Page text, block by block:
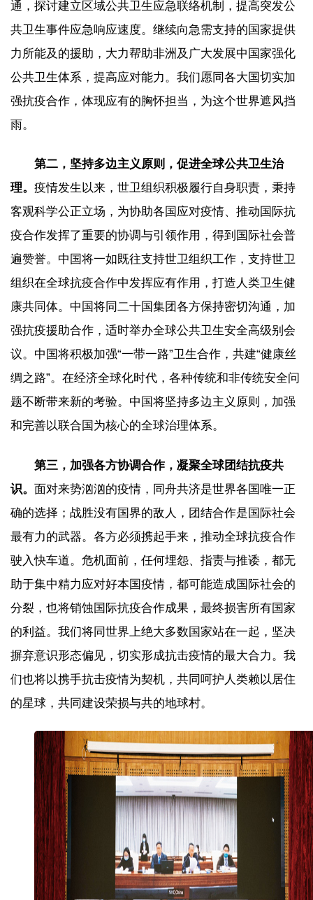
通，探讨建立区域公共卫生应急联络机制，提高突发公
共卫生事件应急响应速度。继续向急需支持的国家提供
力所能及的援助，大力帮助非洲及广大发展中国家强化
公共卫生体系，提高应对能力。我们愿同各大国切实加
强抗疫合作，体现应有的胸怀担当，为这个世界遮风挡
雨。
第二，坚持多边主义原则，促进全球公共卫生治
理。 疫情发生以来，世卫组织积极履行自身职责，秉持
客观科学公正立场，为协助各国应对疫情、推动国际抗
疫合作发挥了重要的协调与引领作用，得到国际社会普
遍赞誉。中国将一如既往支持世卫组织工作，支持世卫
组织在全球抗疫合作中发挥应有作用，打造人类卫生健
康共同体。中国将同二十国集团各方保持密切沟通，加
强抗疫援助合作，适时举办全球公共卫生安全高级别会
议。中国将积极加强“一带一路”卫生合作，共建“健康丝
绸之路”。在经济全球化时代，各种传统和非传统安全问
题不断带来新的考验。中国将坚持多边主义原则，加强
和完善以联合国为核心的全球治理体系。
第三，加强各方协调合作，凝聚全球团结抗疫共
识。 面对来势汹汹的疫情，同舟共济是世界各国唯一正
确的选择；战胜没有国界的敌人，团结合作是国际社会
最有力的武器。各方必须携起手来，推动全球抗疫合作
驶入快车道。危机面前，任何埋怨、指责与推诿，都无
助于集中精力应对好本国疫情，都可能造成国际社会的
分裂，也将销蚀国际抗疫合作成果，最终损害所有国家
的利益。我们将同世界上绝大多数国家站在一起，坚决
摒弃意识形态偏见，切实形成抗击疫情的最大合力。我
们也将以携手抗击疫情为契机，共同呵护人类赖以居住
的星球，共同建设荣损与共的地球村。